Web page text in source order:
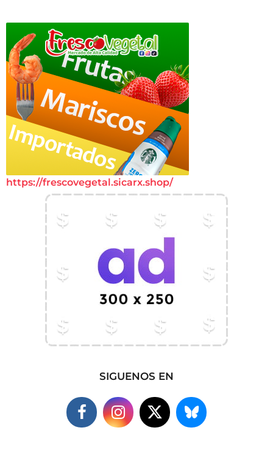
https://frescovegetal.sicarx.shop/
SIGUENOS EN